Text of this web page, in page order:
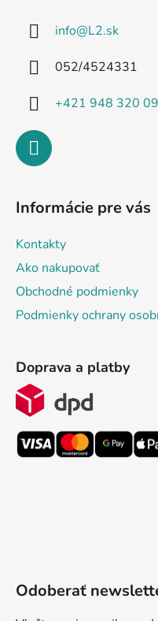
info@L2.sk
052/4524331
+421 948 320
Informácie pre vás
Kontakty
Ako nakupovať
Obchodné podmienky
Podmienky ochrany
Doprava a platby
Odoberať